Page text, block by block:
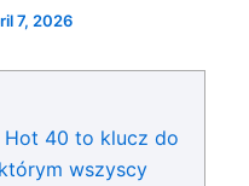
7, 2026
Hot 40 to klucz do
wszyscy